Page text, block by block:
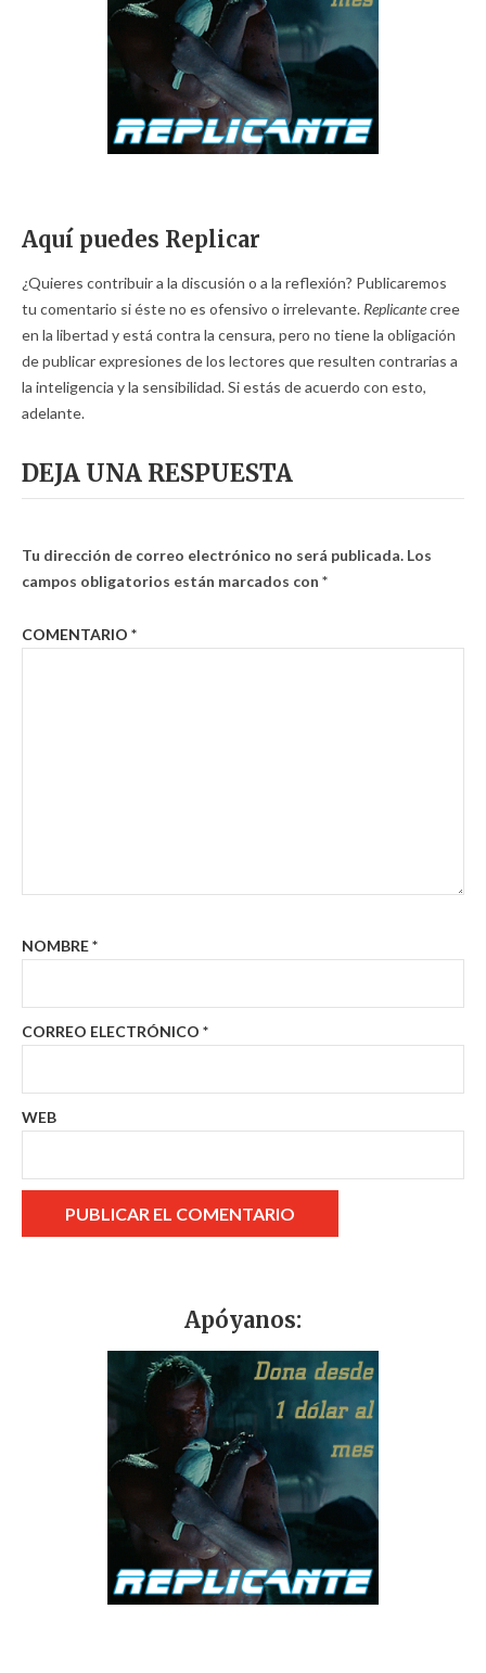
Aquí puedes Replicar
¿Quieres contribuir a la discusión o a la reflexión? Publicaremos
tu comentario si éste no es ofensivo o irrelevante. Replicantecree
en la libertad y está contra la censura, pero no tiene la obligación
de publicar expresiones de los lectores que resulten contrarias a
la inteligencia y la sensibilidad. Si estás de acuerdo con esto,
adelante.
DEJA UNA RESPUESTA
Tu dirección de correo electrónico no será publicada. Los
campos obligatorios están marcados con *
COMENTARIO *
NOMBRE*
CORREO ELECTRÓNICO *
WEB
Apóyanos: